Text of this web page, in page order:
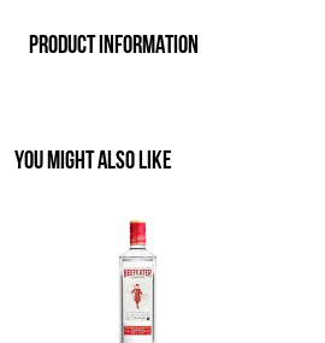
PRODUCT INFORMATION
YOU MIGHT ALSO LIKE